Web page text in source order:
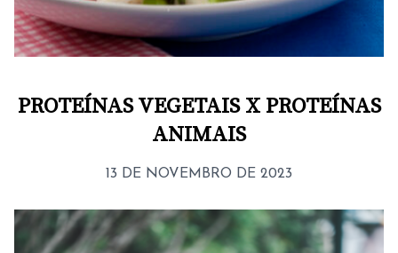
PROTEÍNAS VEGETAIS X PROTEÍNAS
ANIMAIS
13 DE NOVEMBRO DE 2023